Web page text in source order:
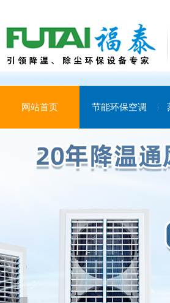
网站首页 节能环保空调